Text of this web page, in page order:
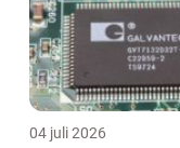
04 juli 2026